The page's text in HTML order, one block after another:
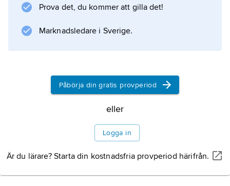
Prova det, du kommer att gilla det!
Marknadsledare i Sverige.
Påbörja din gratis provperiod
eller
Logga in
Är du lärare? Starta din kostnadsfria provperiod härifrån.